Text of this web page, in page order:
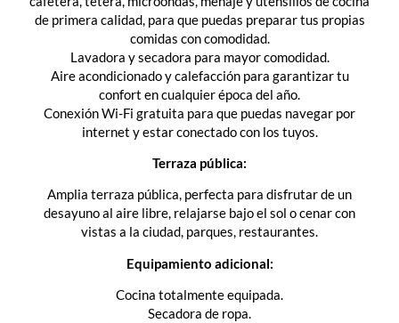
de primera calidad, para que puedas preparar tus propias
comidas con comodidad.
Lavadora y secadora para mayor comodidad.
Aire acondicionado y calefacción para garantizar tu
confort en cualquier época del año.
Conexión Wi-Fi gratuita para que puedas navegar por
internet y estar conectado con los tuyos.
Terraza pública:
Amplia terraza pública, perfecta para disfrutar de un
desayuno al aire libre, relajarse bajo el sol o cenar con
vistas a la ciudad, parques, restaurantes.
Equipamiento adicional:
Cocina totalmente equipada.
Secadora de ropa.